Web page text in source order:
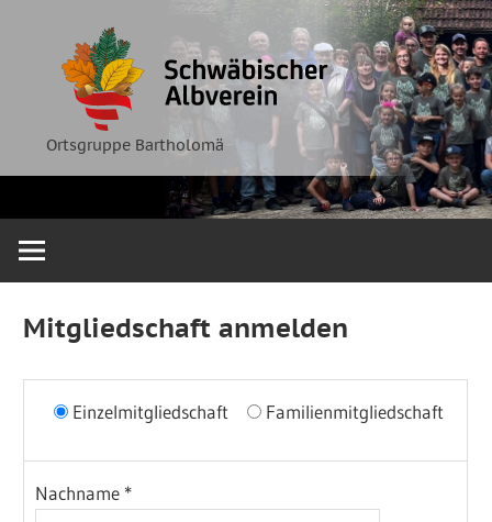
springen
Ortsgruppe Bartholomä
Albverein
Ortsgruppe
Bartholomä
Mitgliedschaft anmelden
Einzelmitgliedschaft Familienmitgliedschaft
Nachname *